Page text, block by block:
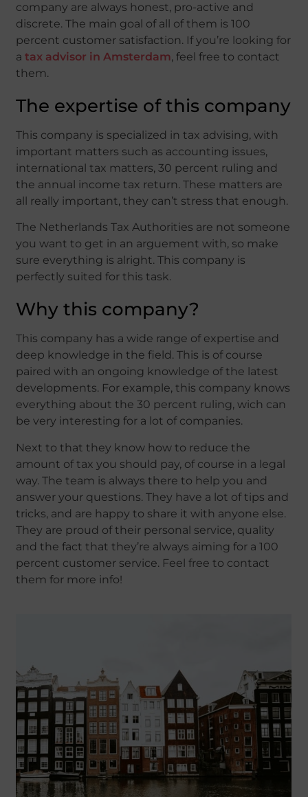
company are always honest, pro-active and
discrete. The main goal of all of them is 100
percent customer satisfaction. If you’re looking for
atax advisor in Amsterdam, feel free to contact
them.
The expertise of this company
This company is specialized in tax advising, with
important matters such as accounting issues,
international tax matters, 30 percent ruling and
the annual income tax return. These matters are
all really important, they can’t stress that enough.
The Netherlands Tax Authorities are not someone
you want to get in an arguement with, so make
sure everything is alright. This company is
perfectly suited for this task.
Why this company?
This company has a wide range of expertise and
deep knowledge in the field. This is of course
paired with an ongoing knowledge of the latest
developments. For example, this company knows
everything about the 30 percent ruling, wich can
be very interesting for a lot of companies.
Next to that they know how to reduce the
amount of tax you should pay, of course in a legal
way. The team is always there to help you and
answer your questions. They have a lot of tips and
tricks, and are happy to share it with anyone else.
They are proud of their personal service, quality
and the fact that they’re always aiming for a 100
percent customer service. Feel free to contact
them for more info!